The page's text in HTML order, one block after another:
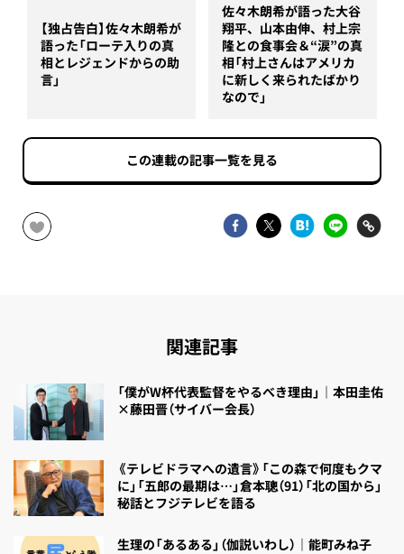
【独占告白】佐々木朗希が
語った「ローテ入りの真
相とレジェンドからの助
言」
佐々木朗希が語った大谷
翔平、山本由伸、村上宗
隆との食事会＆“涙”の真
相「村上さんはアメリカ
に新しく来られたばかり
なので」
この連載の記事一覧を見る
関連記事
「僕がW杯代表監督をやるべき理由」｜本田圭佑
×藤田晋（サイバー会長）
《テレビドラマへの遺言》「この森で何度もクマ
に」「五郎の最期は…」倉本聰（91）「北の国から」
秘話とフジテレビを語る
生理の「あるある」（伽説いわし）｜能町みね子